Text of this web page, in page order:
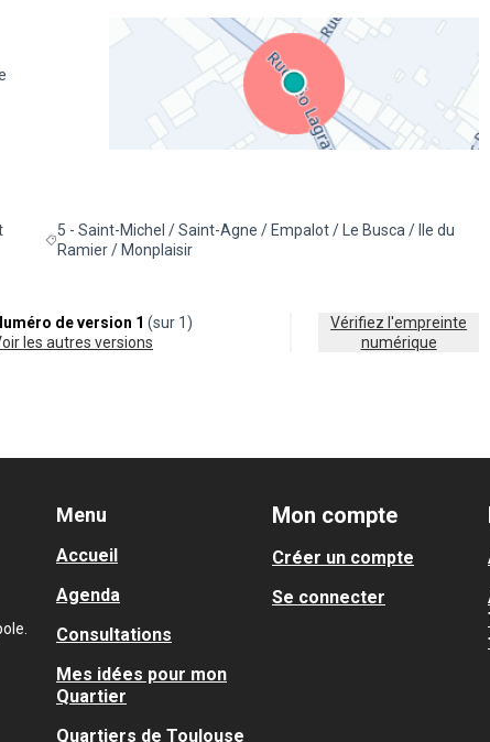
la catégorie : Nature en ville et biodiversité
Filtrer les résultats pour le secteur : 5 - Saint-Michel / Saint-
5 - Saint-Michel / Saint-Agne / Empalot / Le Busca / Ile du
Ramier / Monplaisir
de version 1 (sur 1)
voir les autres versions
Vérifiez l'empreinte
numérique
Menu
Accueil
Agenda
Consultations
Mes idées pour mon
Quartier
Quartiers de Toulouse
Mon compte
Créer un compte
Se connecter